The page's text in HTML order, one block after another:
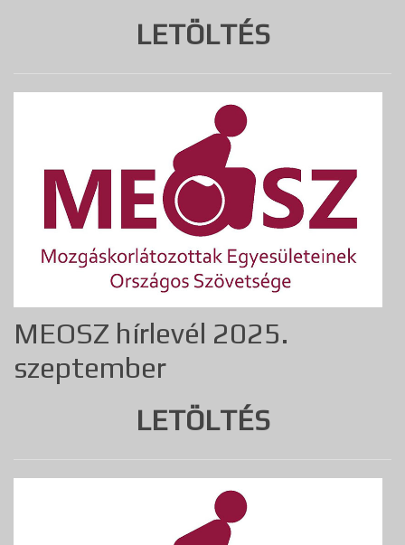
LETÖLTÉS
MEOSZ hírlevél 2025.
szeptember
LETÖLTÉS